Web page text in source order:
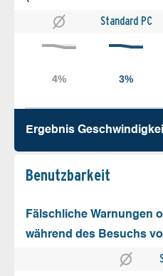
Standard PC
Ergebnis
Benutz­barkeit
Fälschliche Warnungen
während des Besuchs